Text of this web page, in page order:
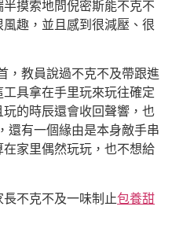
摸索地問倪密斯能不克不
趣，並且感到很減壓、很
，教員說過不克不及帶跟進
具拿在手里玩來玩往確定
的時辰還會收回聲響，也
還有一個緣由是本身敵手串
家里偶然玩玩，也不想給
不克不及一味制止包養甜